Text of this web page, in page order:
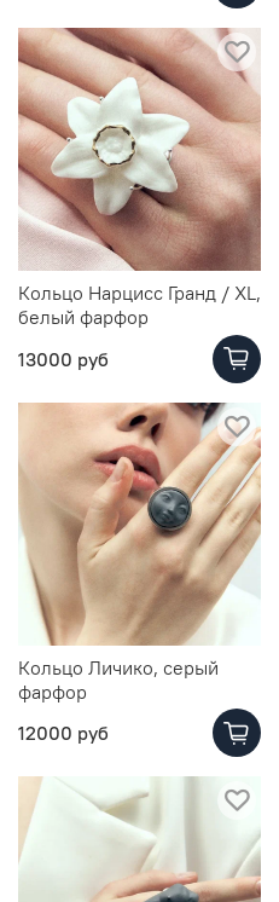
Кольцо Нарцисс Гранд / XL,
белый фарфор
13000 руб
Кольцо Личико, серый
фарфор
12000 руб